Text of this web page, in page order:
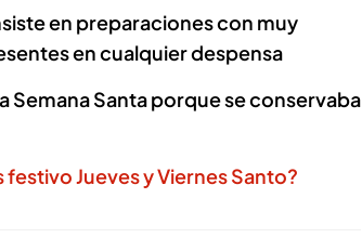
en preparaciones con muy
en cualquier despensa
Semana Santa porque se conservaba
Jueves y Viernes Santo?